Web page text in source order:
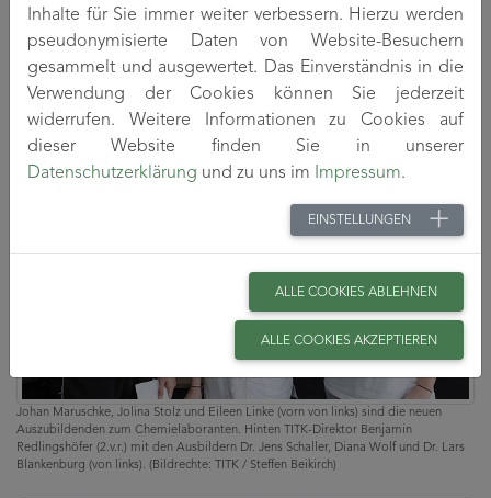
personal @titk.de. Unter dieser Mailadresse werden auch
gern Nachfragen zur Berufsausbildung in der TITK-Gruppe
oder zu sonstigen offenen Stellen beantwortet.
Johan Maruschke, Jolina Stolz und Eileen Linke (vorn von links) sind die neuen
Auszubildenden zum Chemielaboranten. Hinten TITK-Direktor Benjamin
Redlingshöfer (2.v.r.) mit den Ausbildern Dr. Jens Schaller, Diana Wolf und Dr. Lars
Blankenburg (von links). (Bildrechte: TITK / Steffen Beikirch)
Inhalte für Sie immer weiter verbessern. Hierzu werden
pseudonymisierte Daten von Website-Besuchern
gesammelt und ausgewertet. Das Einverständnis in die
Verwendung der Cookies können Sie jederzeit
widerrufen. Weitere Informationen zu Cookies auf
dieser Website finden Sie in unserer
Datenschutzerklärung und zu uns im Impressum.
EINSTELLUNGEN
ALLE COOKIES ABLEHNEN
ALLE COOKIES AKZEPTIEREN